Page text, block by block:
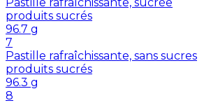
produits sucrés
96.7 g
7
Pastille rafraîchissante, sans sucres
produits sucrés
96.3 g
8